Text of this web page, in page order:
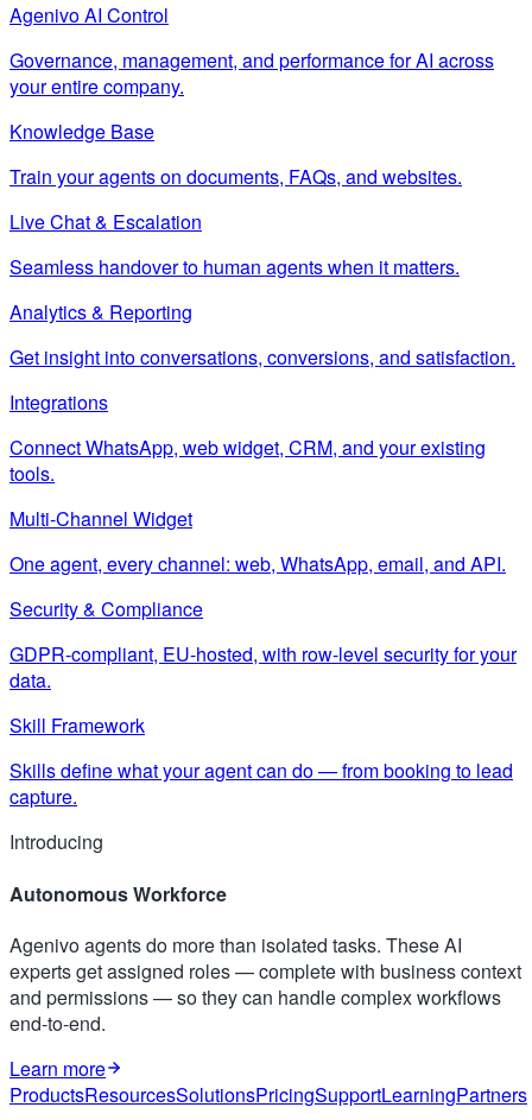
Agenivo AI Control
Governance, management, and performance for AI across
your entire company.
Knowledge Base
Train your agents on documents, FAQs, and websites.
Live Chat & Escalation
Seamless handover to human agents when it matters.
Analytics & Reporting
Get insight into conversations, conversions, and satisfaction.
Integrations
Connect WhatsApp, web widget, CRM, and your existing
tools.
Multi-Channel Widget
One agent, every channel: web, WhatsApp, email, and API.
Security & Compliance
GDPR-compliant, EU-hosted, with row-level security for your
data.
Skill Framework
Skills define what your agent can do — from booking to lead
capture.
Introducing
Autonomous Workforce
Agenivo agents do more than isolated tasks. These AI
experts get assigned roles — complete with business context
and permissions — so they can handle complex workflows
end-to-end.
Learn more
ProductsResourcesSolutionsPricingSupportLearningPartners